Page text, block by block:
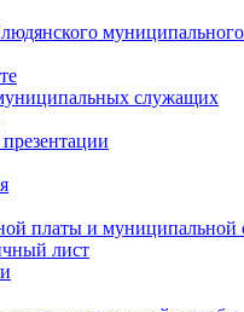
муниципального
служащих
платы и
лист